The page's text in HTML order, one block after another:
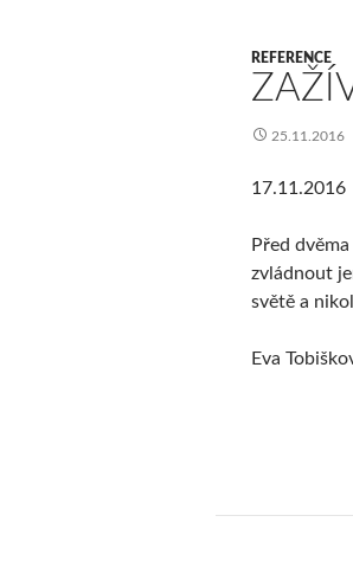
REFERENCE
25.11.2016
17.11.2016
Před
zvládnout
světě a
Eva